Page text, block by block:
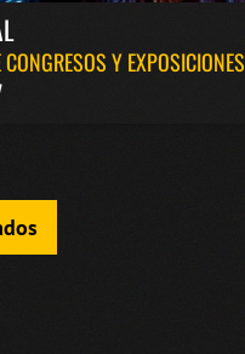
Y EXPOSICIONES